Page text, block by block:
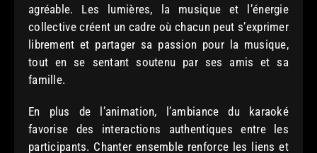
agréable. Les lumières, la musique et l’énergie
collective créent un cadre où chacun peut s’exprimer
librement et partager sa passion pour la musique,
tout en se sentant soutenu par ses amis et sa
famille.
En plus de l’animation, l’ambiance du karaoké
favorise des interactions authentiques entre les
participants. Chanter ensemble renforce les liens et